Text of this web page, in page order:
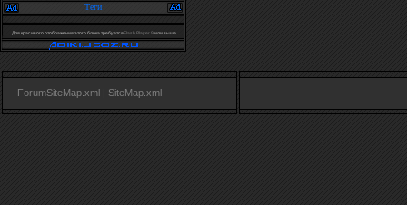
Теги
Для красивого отображения этого блока требуетсяFlash Player 9или выше.
ForumSiteMap.xml | SiteMap.xml